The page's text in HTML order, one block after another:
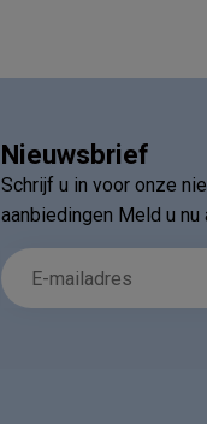
Nieuwsbrief
Schrijf u in voor onze
aanbiedingen Meld u